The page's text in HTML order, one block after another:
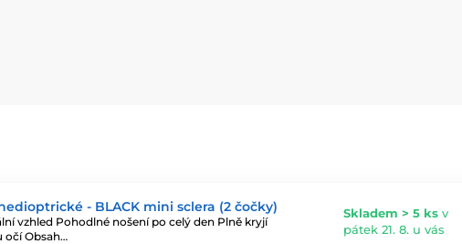
- BLACK mini sclera (2 čočky)
vzhled Pohodlné nošení po celý den Plně kryjí
očí Obsah…
Skladem > 5 ks v
pátek 21. 8. u vás